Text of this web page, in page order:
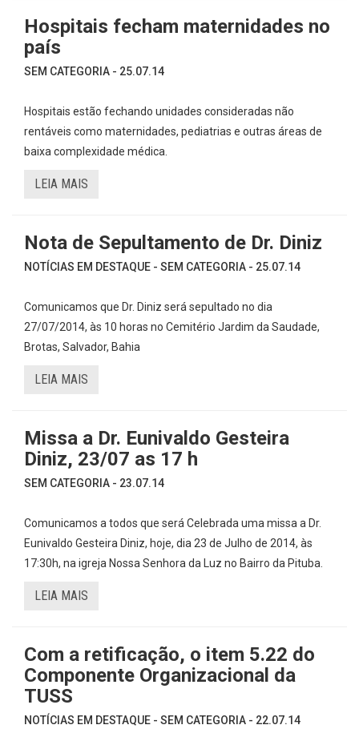
Hospitais fecham maternidades no
país
SEM CATEGORIA - 25.07.14
Hospitais estão fechando unidades consideradas não
rentáveis como maternidades, pediatrias e outras áreas de
baixa complexidade médica.
LEIA MAIS
Nota de Sepultamento de Dr. Diniz
NOTÍCIAS EM DESTAQUE - SEM CATEGORIA - 25.07.14
Comunicamos que Dr. Diniz será sepultado no dia
27/07/2014, às 10 horas no Cemitério Jardim da Saudade,
Brotas, Salvador, Bahia
LEIA MAIS
Missa a Dr. Eunivaldo Gesteira
Diniz, 23/07 as 17 h
SEM CATEGORIA - 23.07.14
Comunicamos a todos que será Celebrada uma missa a Dr.
Eunivaldo Gesteira Diniz, hoje, dia 23 de Julho de 2014, às
17:30h, na igreja Nossa Senhora da Luz no Bairro da Pituba.
LEIA MAIS
Com a retificação, o item 5.22 do
Componente Organizacional da
TUSS
NOTÍCIAS EM DESTAQUE - SEM CATEGORIA - 22.07.14